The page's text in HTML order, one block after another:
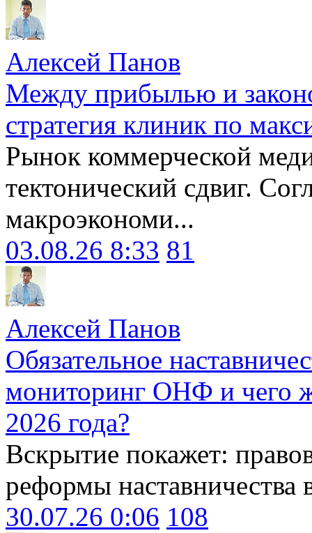
Алексей Панов
Между прибылью и
стратегия клиник по
Рынок коммерческой
тектонический сдвиг.
макроэкономи...
03.08.26 8:33 81
Алексей Панов
Обязательное
мониторинг ОНФ и чего
2026 года?
Вскрытие покажет:
реформы наставничества
30.07.26 0:06 108